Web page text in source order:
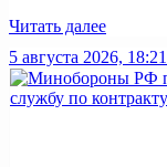
Читать далее
5 августа 2026, 18:21